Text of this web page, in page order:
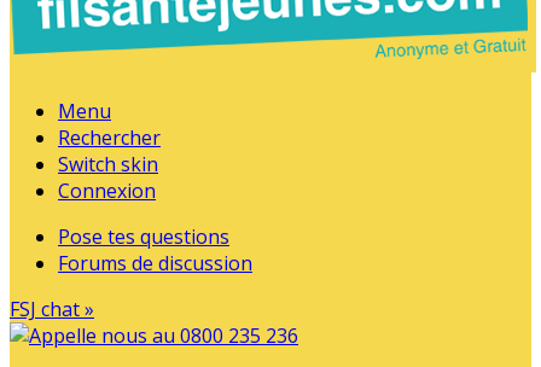
Menu
Rechercher
Switch skin
Connexion
Pose tes questions
Forums de discussion
FSJ chat »